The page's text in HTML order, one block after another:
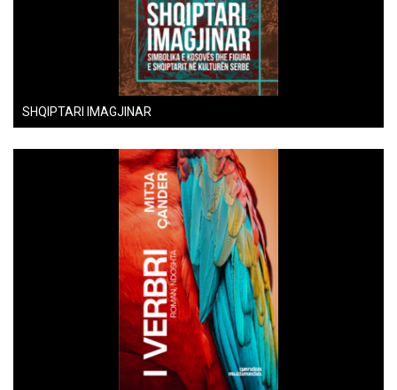
SHQIPTARI IMAGJINAR